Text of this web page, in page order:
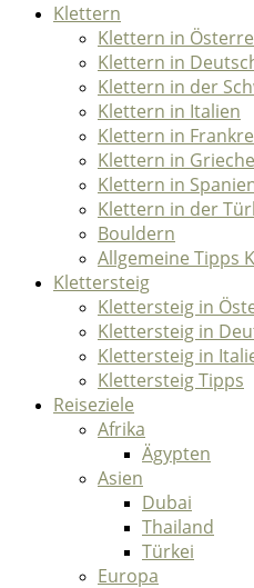
Klettern
Klettern in
Klettern in
Klettern in der
Klettern in Italien
Klettern in
Klettern in
Klettern in
Klettern in der
Bouldern
Allgemeine Tipps
Klettersteig
Klettersteig in
Klettersteig in
Klettersteig in
Klettersteig Tipps
Reiseziele
Afrika
Ägypten
Asien
Dubai
Thailand
Türkei
Europa